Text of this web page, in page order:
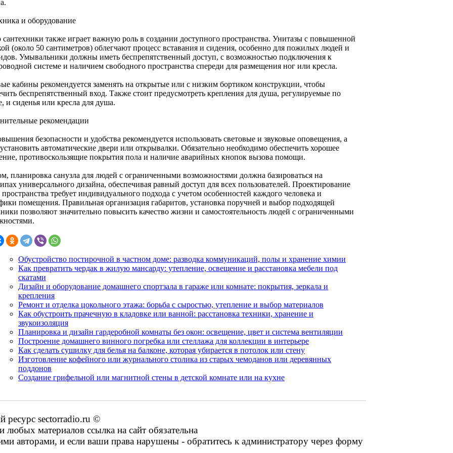
и оборудование
также играет важную роль в создании доступного пространства. Унитазы с повышенной
(около 50 сантиметров) облегчают процесс вставания и сидения, особенно для пожилых людей и
Умывальники должны иметь беспрепятственный доступ, с возможностью подключения к
системе и наличием свободного пространства спереди для размещения ног или кресла.
кабины рекомендуется заменять на открытые или с низким бортиком конструкции, чтобы
беспрепятственный вход. Также стоит предусмотреть крепления для душа, регулируемые по
и сиденья или кресла для душа.
рекомендации
безопасности и удобства рекомендуется использовать световые и звуковые оповещения, а
автоматические двери или открывалки. Обязательно необходимо обеспечить хорошее
противоскользящие покрытия пола и наличие аварийных кнопок вызова помощи.
планировка санузла для людей с ограниченными возможностями должна базироваться на
универсального дизайна, обеспечивая равный доступ для всех пользователей. Проектирование
пространства требует индивидуального подхода с учетом особенностей каждого человека и
помещения. Правильная организация габаритов, установка поручней и выбор подходящей
позволяют значительно повысить качество жизни и самостоятельность людей с ограниченными
Обустройство постирочной в частном доме: разводка коммуникаций, полы и хранение химии
Как превратить чердак в жилую мансарду: утепление, освещение и расстановка мебели под
скатами
Дизайн и оборудование домашнего спортзала в гараже или комнате: покрытия, зеркала и
крепления
Ремонт и отделка цокольного этажа: борьба с сыростью, утепление и выбор материалов
Как обустроить прачечную в кладовке или ванной: расстановка техники, хранение и
звукоизоляция
Планировка и дизайн гардеробной комнаты без окон: освещение, цвет и система вентиляции
Построение домашнего винного погребка или стеллажа для коллекции в интерьере
Как сделать сушилку для белья на балконе, которая убирается в потолок или стену
Изготовление кофейного или журнального столика из старых чемоданов или деревянных
поддонов
Создание грифельной или магнитной стены в детской комнате или на кухне
ресурс sectorradio.ru ©
материалов ссылка на сайт обязательна
авторами, и если ваши права нарушены - обратитесь к администратору через форму